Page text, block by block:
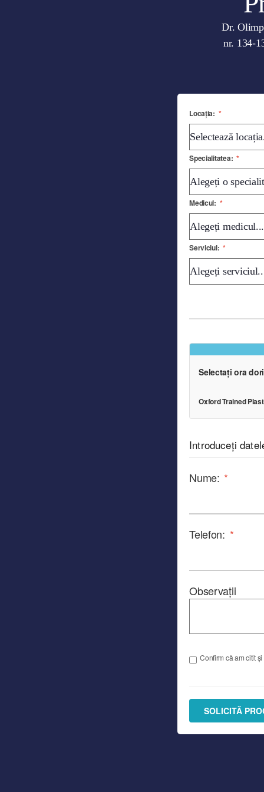
Dr.
nr. 134-
Locația: *
Specialitatea: *
Medicul: *
Serviciul: *
Selectați ora
Oxford Trained
Introduceți
Nume: *
Telefon: *
Observații
Confirm că am citit
SOLICITĂ